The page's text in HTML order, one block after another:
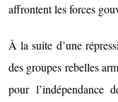
affrontent les forces
À la suite d’une
des groupes rebelles
pour l’indépendance